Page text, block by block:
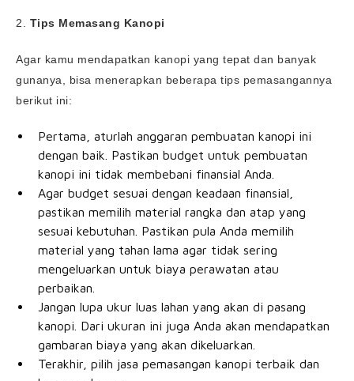
2. Tips Memasang Kanopi
Agar kamu mendapatkan kanopi yang tepat dan banyak
gunanya, bisa menerapkan beberapa tips pemasangannya
berikut ini:
Pertama, aturlah anggaran pembuatan kanopi ini
dengan baik. Pastikan budget untuk pembuatan
kanopi ini tidak membebani finansial Anda.
Agar budget sesuai dengan keadaan finansial,
pastikan memilih material rangka dan atap yang
sesuai kebutuhan. Pastikan pula Anda memilih
material yang tahan lama agar tidak sering
mengeluarkan untuk biaya perawatan atau
perbaikan.
Jangan lupa ukur luas lahan yang akan di pasang
kanopi. Dari ukuran ini juga Anda akan mendapatkan
gambaran biaya yang akan dikeluarkan.
Terakhir, pilih jasa pemasangan kanopi terbaik dan